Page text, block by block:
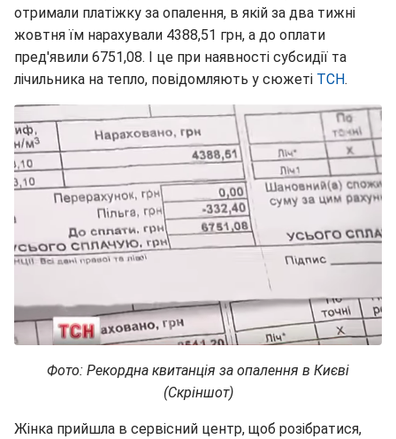
отримали платіжку за опалення, в якій за два тижні
жовтня їм нарахували 4388,51 грн, а до оплати
пред'явили 6751,08. І це при наявності субсидії та
лічильника на тепло, повідомляють у сюжеті ТСН.
Фото: Рекордна квитанція за опалення в Києві
(Скріншот)
Жінка прийшла в сервісний центр, щоб розібратися,